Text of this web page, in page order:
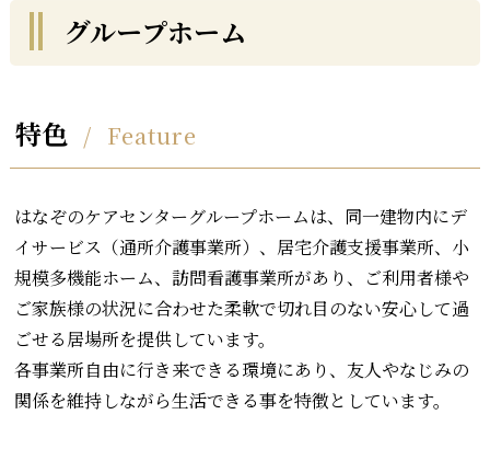
グループホーム
特色 Feature
はなぞのケアセンターグループホームは、同一建物内にデ
イサービス（通所介護事業所）、居宅介護支援事業所、小
規模多機能ホーム、訪問看護事業所があり、ご利用者様や
ご家族様の状況に合わせた柔軟で切れ目のない安心して過
ごせる居場所を提供しています。
各事業所自由に行き来できる環境にあり、友人やなじみの
関係を維持しながら生活できる事を特徴としています。